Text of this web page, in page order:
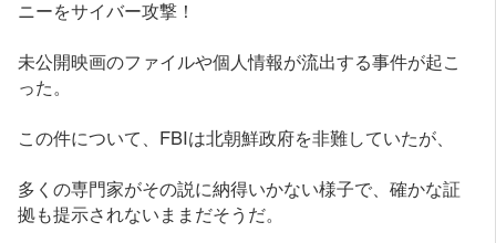
ニーをサイバー攻撃！
未公開映画のファイルや個人情報が流出する事件が起こ
った。
この件について、FBIは北朝鮮政府を非難していたが、
多くの専門家がその説に納得いかない様子で、確かな証
拠も提示されないままだそうだ。